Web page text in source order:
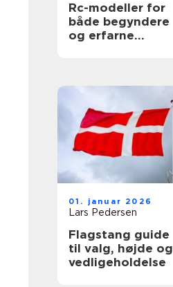
Rc-modeller for
både begyndere
og erfarne
01. januar 2026
Lars Pedersen
Flagstang guide
til valg, højde og
vedligeholdelse